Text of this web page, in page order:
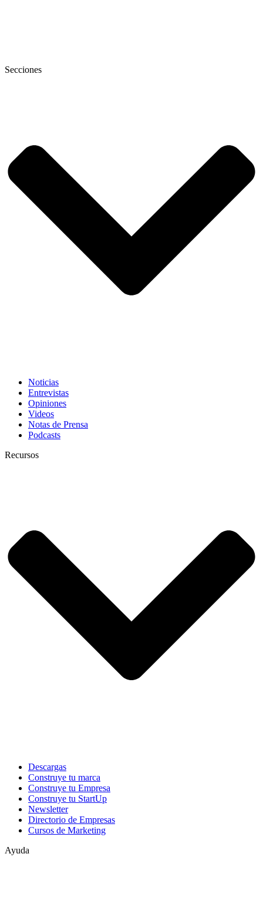
Secciones
Noticias
Entrevistas
Opiniones
Videos
Notas de Prensa
Podcasts
Recursos
Descargas
Construye tu marca
Construye tu Empresa
Construye tu StartUp
Newsletter
Directorio de Empresas
Cursos de Marketing
Ayuda